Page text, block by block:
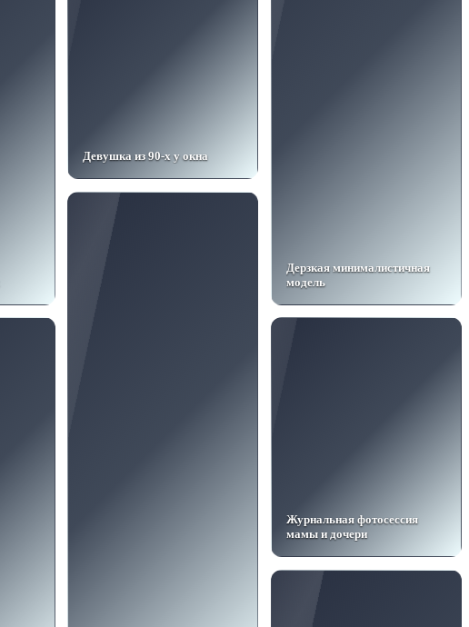
Дерзкая минималистичная
модель
Девушка из 90-х у окна
Журнальная фотосессия
мамы и дочери